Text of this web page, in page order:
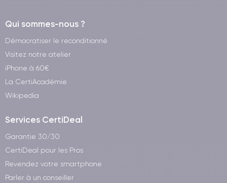
Qui sommes-nous ?
Démocratiser le reconditionné
Visitez notre atelier
iPhone à 60€
La CertiAcadémie
Wikipedia
Services CertiDeal
Garantie 30/30
CertiDeal pour les Pros
Revendez votre smartphone
Parler à un conseiller